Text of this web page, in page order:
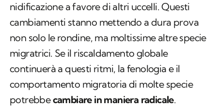
nidificazione a favore di altri uccelli. Questi
cambiamenti stanno mettendo a dura prova
non solo le rondine, ma moltissime altre specie
migratrici. Se il riscaldamento globale
continuerà a questi ritmi, la fenologia e il
comportamento migratoria di molte specie
potrebbecambiare in maniera radicale.